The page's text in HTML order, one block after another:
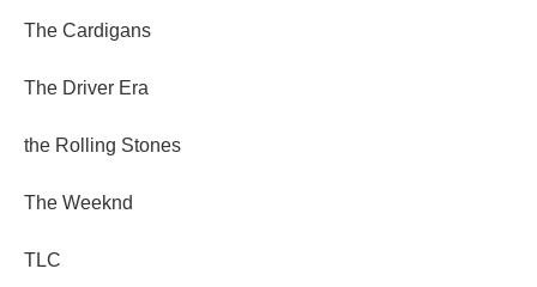
The Cardigans
The Driver Era
the Rolling Stones
The Weeknd
TLC